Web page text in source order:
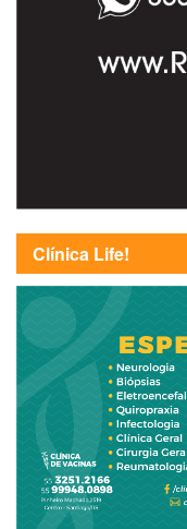
Clínica Life!